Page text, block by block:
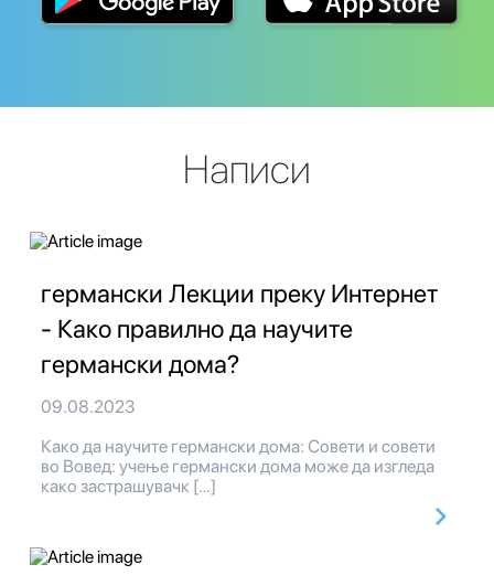
Написи
германски Лекции преку Интернет
- Како правилно да научите
германски дома?
09.08.2023
Како да научите германски дома: Совети и совети
во Вовед: учење германски дома може да изгледа
како застрашувачк […]